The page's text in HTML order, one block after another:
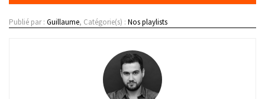
Publié par : Guillaume, Catégorie(s) : Nos playlists